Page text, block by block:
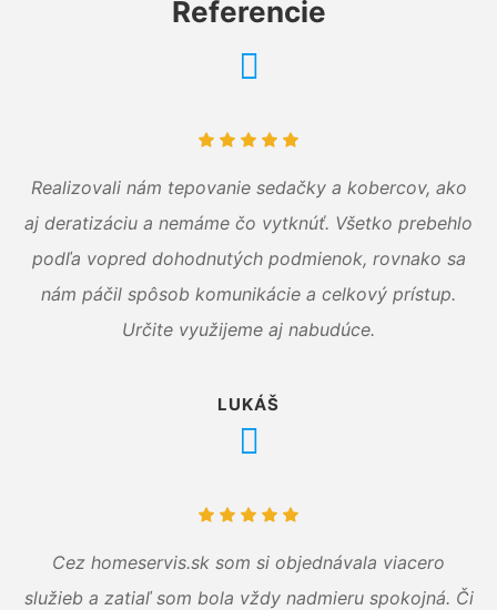
Referencie
Realizovali nám tepovanie sedačky a kobercov, ako
aj deratizáciu a nemáme čo vytknúť. Všetko prebehlo
podľa vopred dohodnutých podmienok, rovnako sa
nám páčil spôsob komunikácie a celkový prístup.
Určite využijeme aj nabudúce.
LUKÁŠ
Cez homeservis.sk som si objednávala viacero
služieb a zatiaľ som bola vždy nadmieru spokojná. Či